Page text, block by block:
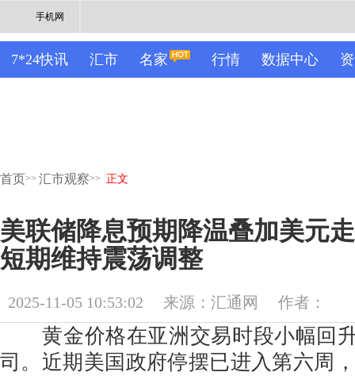
手机网
7*24快讯 汇市 名家 行情 数据中心
首页>> 汇市观察>> 正文
美联储降息预期降温叠加美元
短期维持震荡调整
2025-11-05 10:53:02 来源：汇通网 作者：
黄金价格在亚洲交易时段小幅回升
司。近期美国政府停摆已进入第六周